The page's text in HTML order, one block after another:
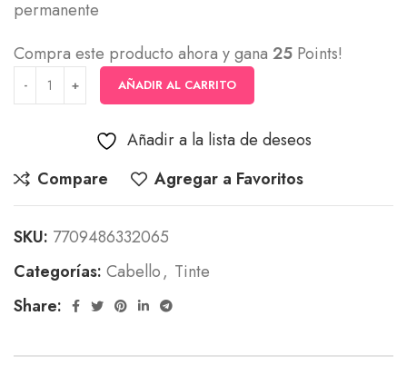
permanente
Compra este producto ahora y gana 25 Points!
AÑADIR AL CARRITO
Añadir a la lista de deseos
Compare
Agregar a Favoritos
SKU: 7709486332065
Categorías: Cabello, Tinte
Share: